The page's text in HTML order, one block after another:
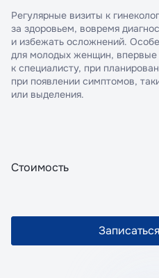
Регулярные визиты к
за здоровьем, вовремя
и избежать осложнений.
для молодых женщин,
к специалисту, при
при появлении симптомов,
или выделения.
Стоимость